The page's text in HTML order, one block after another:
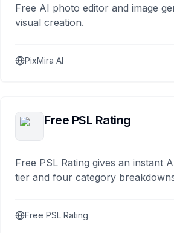
Free AI photo editor and image
visual creation.
PixMira AI
Free PSL Rating
Free PSL Rating gives an instant
tier and four category
Free PSL Rating